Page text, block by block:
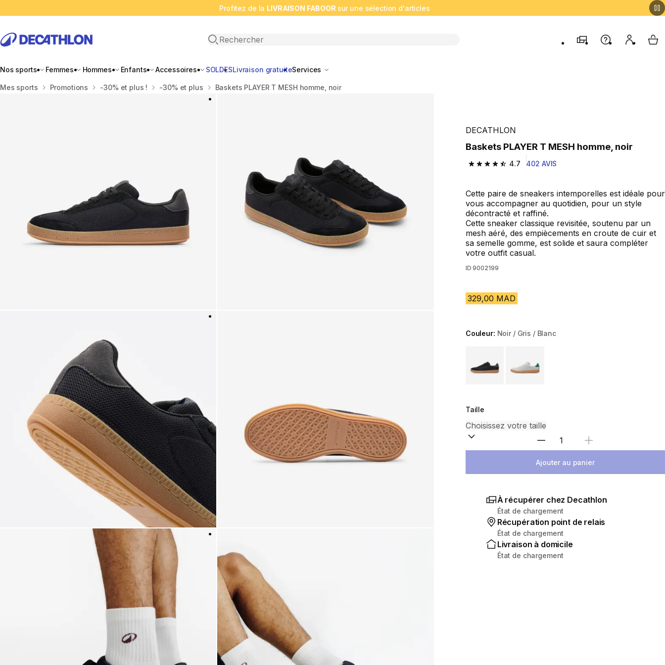
Profitez de la LIVRAISON FABOOR sur une sélection d'articles
Open search
MagasinsAide Mon My
Nos sports Femmes Hommes Enfants Accessoires SOLDESLivraison gratuiteServices
Accueil
Mes sports Promotions -30% et plus ! -30% et plus Baskets PLAYER T MESH homme, noir
DECATHLON
Baskets PLAYER T MESH homme, noir
4.7
4.7 out of 5 stars from 402 reviews
402 AVIS
Cette paire de sneakers intemporelles est idéale pour
vous accompagner au quotidien, pour un style
décontracté et raffiné.
Cette sneaker classique revisitée, soutenu par un
mesh aéré, des empiècements en croute de cuir et
sa semelle gomme, est solide et saura compléter
votre outfit casual.
ID 9002199
329,00 MAD
Couleur: Noir / Gris / Blanc
Taille
Sélectionnez la quantité
Ajouter au panier
À récupérer chez Decathlon
État de chargement
Récupération point de relais
État de chargement
Livraison à domicile
État de chargement